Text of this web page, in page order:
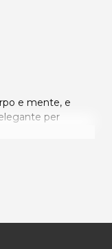
e mente, e
per